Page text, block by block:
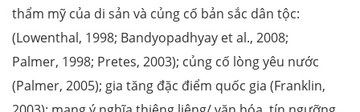
thẩm mỹ của di sản và củng cố bản sắc dân tộc:
(Lowenthal, 1998; Bandyopadhyay et al., 2008;
Palmer, 1998; Pretes, 2003); củng cố lòng yêu nước
(Palmer, 2005); gia tăng đặc điểm quốc gia (Franklin,